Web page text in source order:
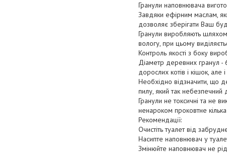
Гранули наповнювача
Завдяки ефірним маслам,
дозволяє зберігати Ваш
Гранули виробляють
вологу, при цьому
Контроль якості з боку
Діаметр деревних гранул -
дорослих котів і кішок, але
Необхідно відзначити, що
пилу, який так небезпечний
Гранули не токсичні та не
ненароком проковтне
Рекомендації:
Очистіть туалет від
Насипте наповнювач у
Змінюйте наповнювач не